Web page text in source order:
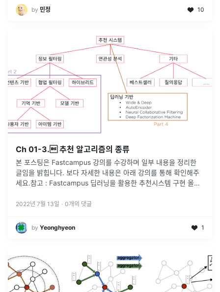
by 민정 10
Ch 01-3. 추천 알고리즘의 종류
본 포스팅은 Fastcampus 강의를 수강하며 일부 내용을 정리한
글임을 밝힙니다. 보다 자세한 내용은 아래 강의를 통해 확인해주
세요.참고 : Fastcampus 딥러닝을 활용한 추천시스템 구현 올인
2022년 7월 13일 · 0개의 댓글
by Yeonghyeon 1